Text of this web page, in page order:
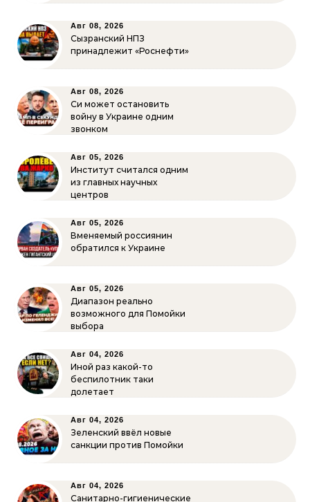
Авг 08, 2026
Сызранский НПЗ
принадлежит «Роснефти»
Авг 08, 2026
Си может остановить
войну в Украине одним
звонком
Авг 05, 2026
Институт считался одним
из главных научных
центров
Авг 05, 2026
Вменяемый россиянин
обратился к Украине
Авг 05, 2026
Диапазон реально
возможного для Помойки
выбора
Авг 04, 2026
Иной раз какой-то
беспилотник таки
долетает
Авг 04, 2026
Зеленский ввёл новые
санкции против Помойки
Авг 04, 2026
Санитарно-гигиенические